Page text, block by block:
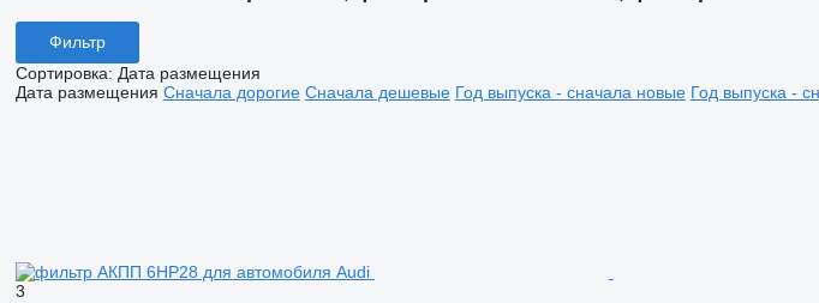
Фильтр
Сортировка: Дата размещения
Дата размещения Сначала дорогие Сначала дешевые Год выпуска - сначала новые Год выпуска -
3